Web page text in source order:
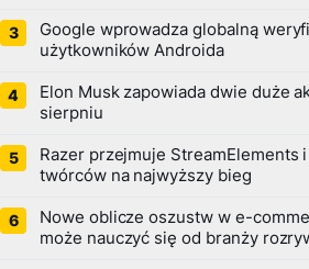
Google wprowadza globalną
użytkowników Androida
Elon Musk zapowiada dwie duże
sierpniu
Razer przejmuje StreamElements
twórców na najwyższy bieg
Nowe oblicze oszustw w e-
może nauczyć się od branży